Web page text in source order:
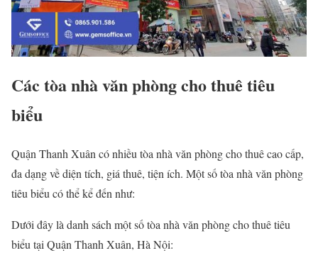
Các tòa nhà văn phòng cho thuê tiêu
biểu
Quận Thanh Xuân có nhiều tòa nhà văn phòng cho thuê cao cấp,
đa dạng về diện tích, giá thuê, tiện ích. Một số tòa nhà văn phòng
tiêu biểu có thể kể đến như:
Dưới đây là danh sách một số tòa nhà văn phòng cho thuê tiêu
biểu tại Quận Thanh Xuân, Hà Nội: